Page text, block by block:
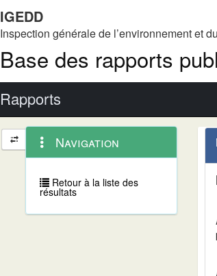
IGEDD
Inspection générale de l’environnement et
Base des rapports
Rapports
Navigation
et
outils
annexes
contextuel
Navigation
Retour à la liste des
résultats